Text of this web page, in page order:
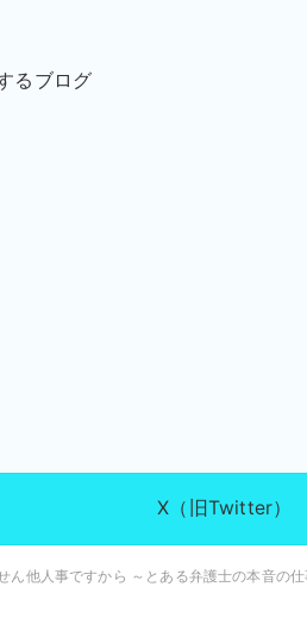
るブログ
X（旧Twitter）
ん他人事ですから ～とある弁護士の本音の